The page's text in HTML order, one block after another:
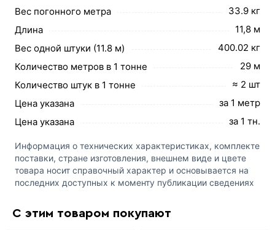
Вес погонного метра
33.9 кг
Длина
11,8 м
Вес одной штуки (11.8 м)
400.02 кг
Количество метров в 1 тонне
29 м
Количество штук в 1 тонне
≈ 2 шт
Цена указана
за 1 метр
Цена указана
за 1 тн.
Информация о технических характеристиках, комплекте
поставки, стране изготовления, внешнем виде и цвете
товара носит справочный характер и основывается на
последних доступных к моменту публикации сведениях
С этим товаром покупают